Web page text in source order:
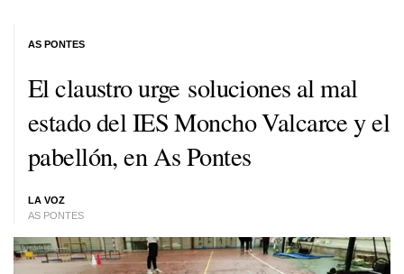
El claustro urge soluciones al mal
estado del IES Moncho Valcarce y el
pabellón, en As Pontes
LA VOZ
AS PONTES
AS PONTES